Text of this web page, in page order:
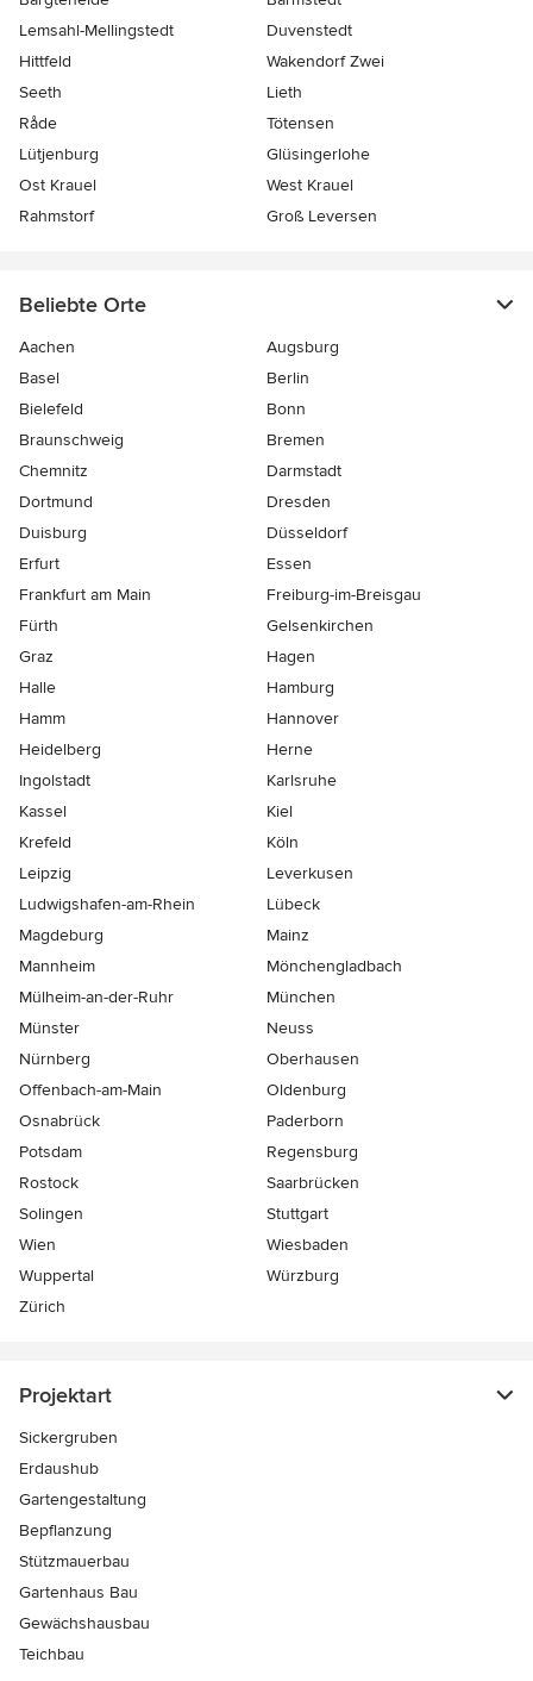
Lemsahl-Mellingstedt
Duvenstedt
Hittfeld
Wakendorf Zwei
Seeth
Lieth
Råde
Tötensen
Lütjenburg
Glüsingerlohe
Ost Krauel
West Krauel
Rahmstorf
Groß Leversen
Beliebte Orte
Aachen
Augsburg
Basel
Berlin
Bielefeld
Bonn
Braunschweig
Bremen
Chemnitz
Darmstadt
Dortmund
Dresden
Duisburg
Düsseldorf
Erfurt
Essen
Frankfurt am Main
Freiburg-im-Breisgau
Fürth
Gelsenkirchen
Graz
Hagen
Halle
Hamburg
Hamm
Hannover
Heidelberg
Herne
Ingolstadt
Karlsruhe
Kassel
Kiel
Krefeld
Köln
Leipzig
Leverkusen
Ludwigshafen-am-Rhein
Lübeck
Magdeburg
Mainz
Mannheim
Mönchen­gladbach
Mülheim-an-der-Ruhr
München
Münster
Neuss
Nürnberg
Oberhausen
Offenbach-am-Main
Oldenburg
Osnabrück
Paderborn
Potsdam
Regensburg
Rostock
Saarbrücken
Solingen
Stuttgart
Wien
Wiesbaden
Wuppertal
Würzburg
Zürich
Projektart
Sickergruben
Erdaushub
Gartengestaltung
Bepflanzung
Stützmauerbau
Gartenhaus Bau
Gewächshausbau
Teichbau